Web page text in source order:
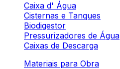
Caixa d' Água
Cisternas e Tanques
Biodigestor
Pressurizadores de Água
Caixas de Descarga
Materiais para Obra